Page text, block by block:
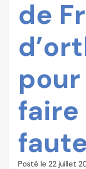
de
faire
Posté le 22 juillet